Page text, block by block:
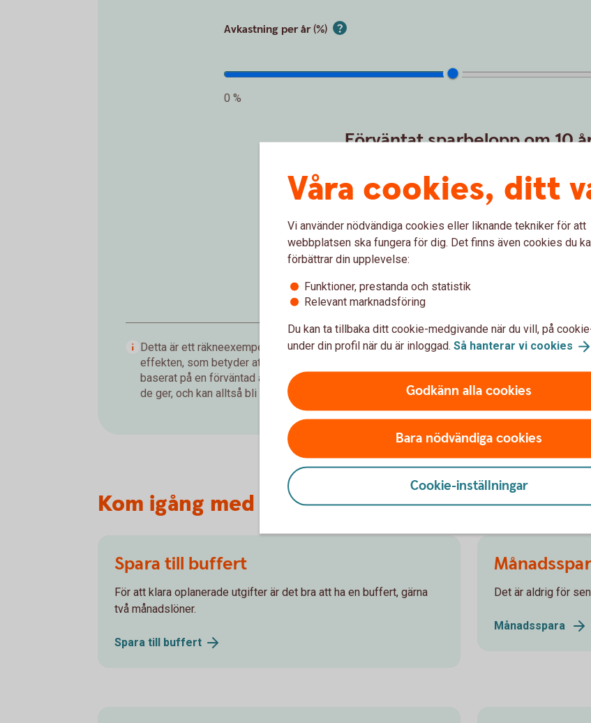
Avkastning per år (%)
0 %
Förväntat sparbelopp om 10
172 019 kr
Förväntad avkastning är
Logga in och börja månadsspara
Detta är ett räkneexempel som visar hur ditt månadssparande i fonder skulle kunna
effekten, som betyder att du tjänar pengar både på de pengar du själv satt in och dessutom
baserat på en förväntad årsavkastning. Den faktiska avkastningen beror på vilken typ av
de ger, och kan alltså bli både högre och lägre än i exemplet. Vi har inte tagit hänsyn till
Kom igång med ditt sparande
Spara till buffert
För att klara oplanerade utgifter är det bra att ha en buffert, gärna
två månadslöner.
Spara till buffert
Det är aldrig för
Månadsspara
Våra cookies, ditt
Vi använder nödvändiga cookies eller liknande tekniker för att
webbplatsen ska fungera för dig. Det finns även cookies du
förbättrar din upplevelse:
Funktioner, prestanda och statistik
Relevant marknadsföring
Du kan ta tillbaka ditt cookie-medgivande när du vill, på
under din profil när du är inloggad. Så hanterar vi cookies
Godkänn alla cookies
Bara nödvändiga cookies
Cookie-inställningar